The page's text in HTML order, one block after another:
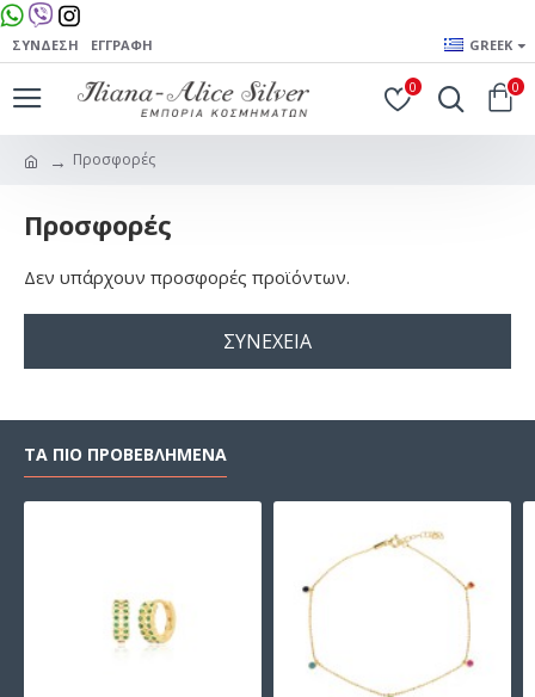
ΣΎΝΔΕΣΗ ΕΓΓΡΑΦΉ GREEK
0 0
Προσφορές
Προσφορές
Δεν υπάρχουν προσφορές προϊόντων.
ΣΥΝΈΧΕΙΑ
ΤΑ ΠΙΟ ΠΡΟΒΕΒΛΗΜΕΝΑ